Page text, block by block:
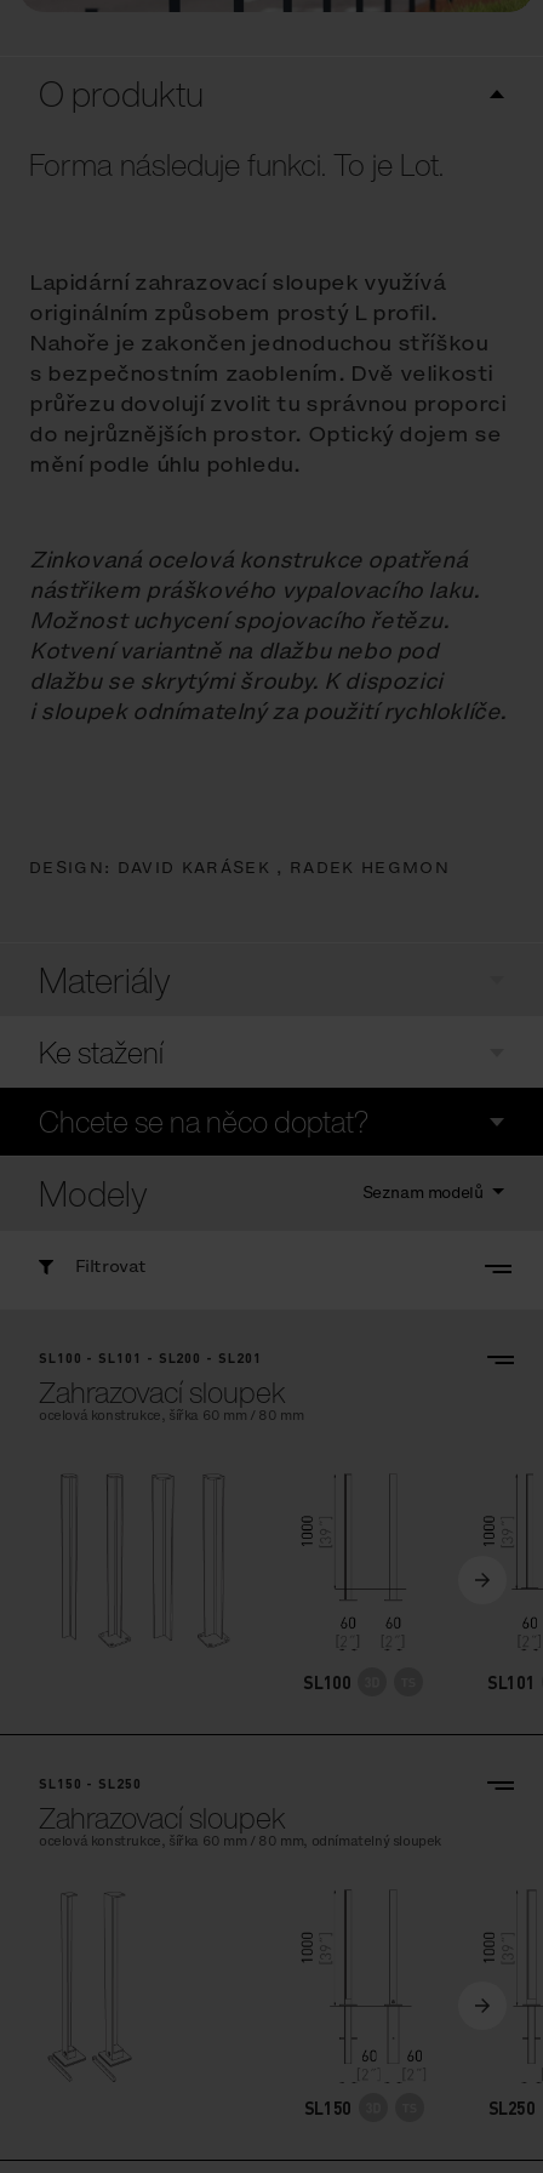
O produktu
Forma následuje funkci. To je Lot.
Lapidární zahrazovací sloupek využívá
originálním způsobem prostý L profil.
Nahoře je zakončen jednoduchou stříškou
s bezpečnostním zaoblením. Dvě velikosti
průřezu dovolují zvolit tu správnou proporci
do nejrůznějších prostor. Optický dojem se
mění podle úhlu pohledu.
Zinkovaná ocelová konstrukce opatřená
nástřikem práškového vypalovacího laku.
Možnost uchycení spojovacího řetězu.
Kotvení variantně na dlažbu nebo pod
dlažbu se skrytými šrouby. K dispozici
i sloupek odnímatelný za použití rychloklíče.
DESIGN: DAVID KARÁSEK , RADEK HEGMON
Materiály
Ke stažení
Chcete se na něco doptat?
Modely Seznam modelů
Filtrovat
SL100 - SL101 - SL200 - SL201
Zahrazovací sloupek
ocelová konstrukce, šířka 60 mm / 80 mm
SL100 SL101
SL150 - SL250
Zahrazovací sloupek
ocelová konstrukce, šířka 60 mm / 80 mm, odnímatelný sloupek
SL150 SL250